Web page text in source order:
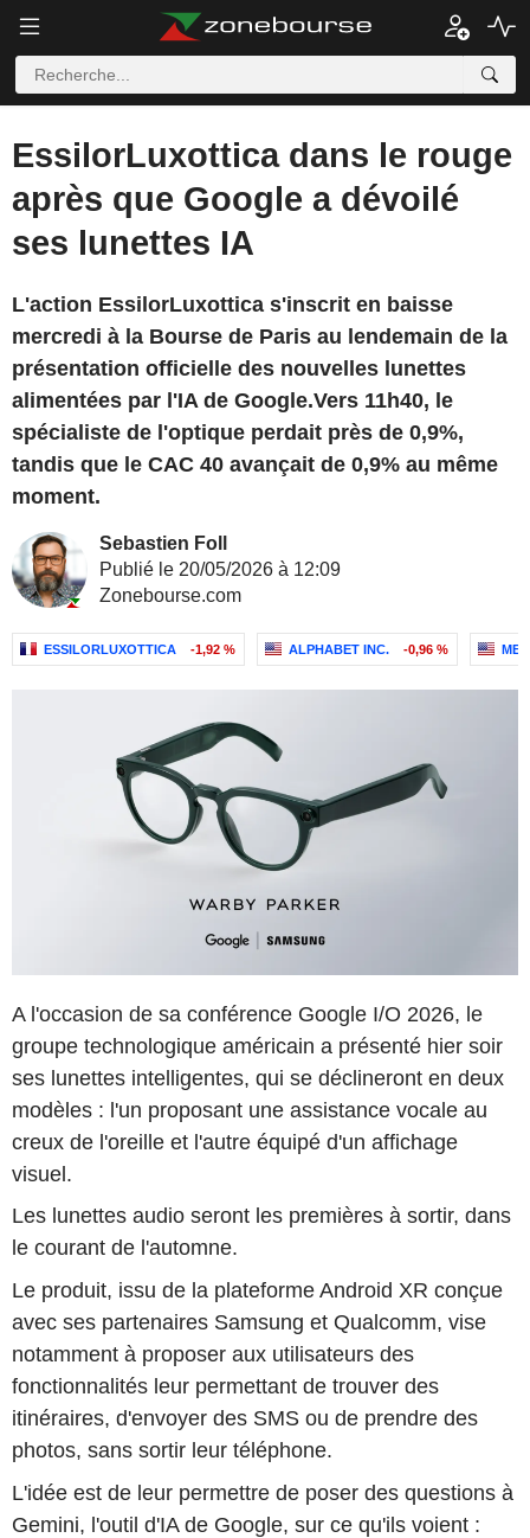
EssilorLuxottica dans le rouge
après que Google a dévoilé
ses lunettes IA
L'action EssilorLuxottica s'inscrit en baisse
mercredi à la Bourse de Paris au lendemain de la
présentation officielle des nouvelles lunettes
alimentées par l'IA de Google.Vers 11h40, le
spécialiste de l'optique perdait près de 0,9%,
tandis que le CAC 40 avançait de 0,9% au même
moment.
Sebastien Foll
Publié le 20/05/2026 à 12:09
Zonebourse.com
ESSILORLUXOTTICA -1,92 % ALPHABET INC. -0,96 %
A l'occasion de sa conférence Google I/O 2026, le
groupe technologique américain a présenté hier soir
ses lunettes intelligentes, qui se déclineront en deux
modèles : l'un proposant une assistance vocale au
creux de l'oreille et l'autre équipé d'un affichage
visuel.
Les lunettes audio seront les premières à sortir, dans
le courant de l'automne.
Le produit, issu de la plateforme Android XR conçue
avec ses partenaires Samsung et Qualcomm, vise
notamment à proposer aux utilisateurs des
fonctionnalités leur permettant de trouver des
itinéraires, d'envoyer des SMS ou de prendre des
photos, sans sortir leur téléphone.
L'idée est de leur permettre de poser des questions à
Gemini, l'outil d'IA de Google, sur ce qu'ils voient :